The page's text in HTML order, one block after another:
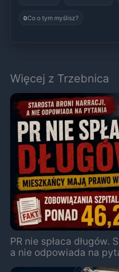
0Co o tym myślisz?
Więcej z Trzebnica
PR nie spłaca długów.
a nie odpowiada na